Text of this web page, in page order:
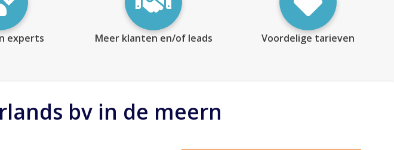
experts Meer klanten en/of leads Voordelige tarieven
bv in de meern